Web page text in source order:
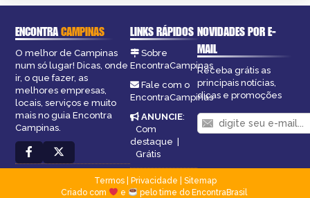
ENCONTRACAMPINAS
O melhor de Campinas
num só lugar! Dicas, onde
ir, o que fazer, as
melhores empresas,
locais, serviços e muito
mais no guia Encontra
Campinas.
LINKS RÁPIDOS
Sobre
EncontraCampinas
Fale com o
EncontraCampinas
ANUNCIE:
Com
destaque |
Grátis
NOVIDADES POR E-
MAIL
Receba grátis as
principais notícias,
dicas e promoções
Termos| Privacidade
Sitemap
Criado com
e pelo time do EncontraBrasil